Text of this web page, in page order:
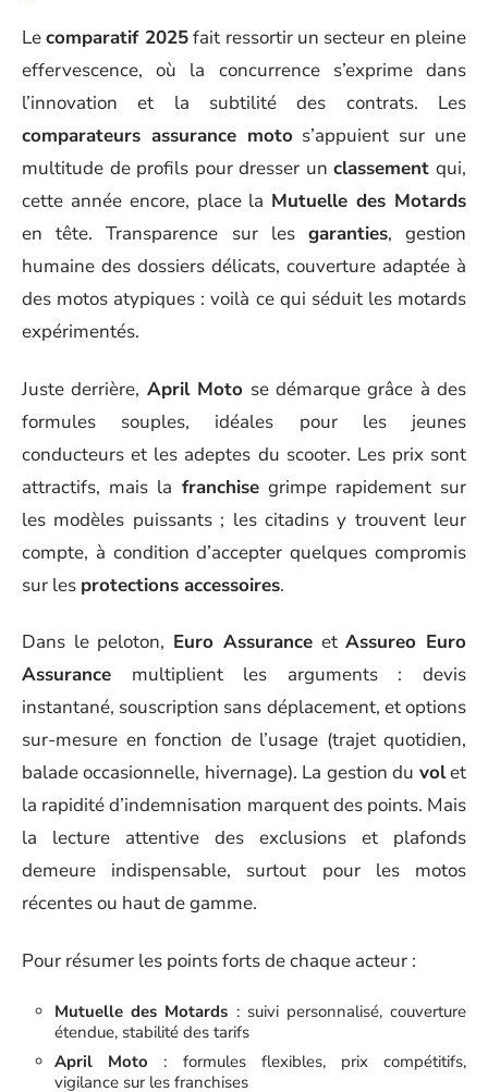
Lecomparatif 2025fait ressortir un secteur en pleine
effervescence, où la concurrence s’exprime dans
l’innovation et la subtilité des contrats. Les
comparateurs assurance moto s’appuient sur une
multitude de profils pour dresser unclassement qui,
cette année encore, place la Mutuelle des Motards
en tête. Transparence sur les garanties, gestion
humaine des dossiers délicats, couverture adaptée à
des motos atypiques : voilà ce qui séduit les motards
expérimentés.
Juste derrière, April Moto se démarque grâce à des
formules souples, idéales pour les jeunes
conducteurs et les adeptes du scooter. Les prix sont
attractifs, mais la franchisegrimpe rapidement sur
les modèles puissants ; les citadins y trouvent leur
compte, à condition d’accepter quelques compromis
sur les protections accessoires.
Dans le peloton, Euro AssuranceetAssureo Euro
Assurance multiplient les arguments : devis
instantané, souscription sans déplacement, et options
sur-mesure en fonction de l’usage (trajet quotidien,
balade occasionnelle, hivernage). La gestion du volet
la rapidité d’indemnisation marquent des points. Mais
la lecture attentive des exclusions et plafonds
demeure indispensable, surtout pour les motos
récentes ou haut de gamme.
Pour résumer les points forts de chaque acteur :
Mutuelle des Motards : suivi personnalisé, couverture
étendue, stabilité des tarifs
April Moto : formules flexibles, prix compétitifs,
vigilance sur les franchises